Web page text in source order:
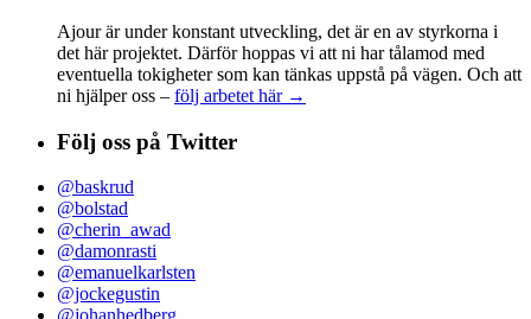
Ajour är under konstant utveckling, det är en av styrkorna i
det här projektet. Därför hoppas vi att ni har tålamod med
eventuella tokigheter som kan tänkas uppstå på vägen. Och att
ni hjälper oss – följ arbetet här →
Följ oss på Twitter
@baskrud
@bolstad
@cherin_awad
@damonrasti
@emanuelkarlsten
@jockegustin